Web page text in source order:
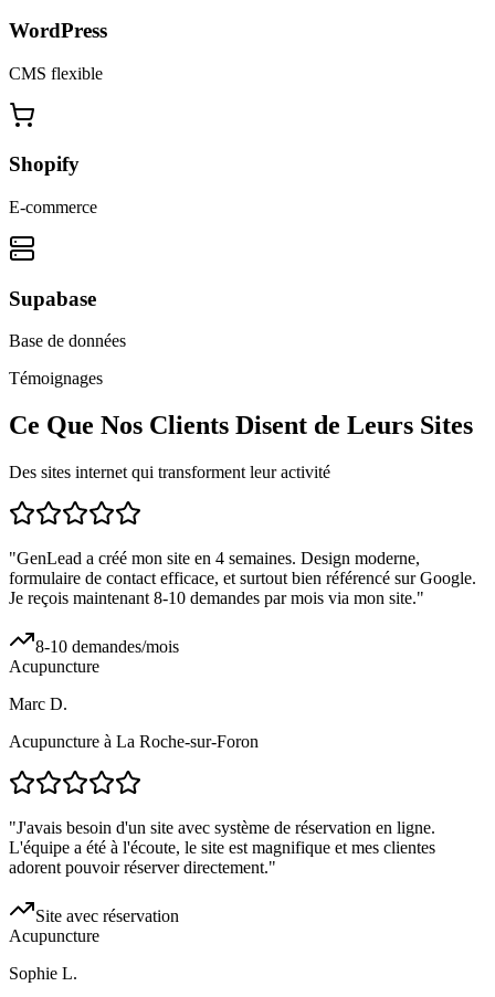
WordPress
CMS flexible
Shopify
E-commerce
Supabase
Base de données
Témoignages
Ce Que Nos Clients Disent de Leurs Sites
Des sites internet qui transforment leur activité
"GenLead a créé mon site en 4 semaines. Design moderne,
formulaire de contact efficace, et surtout bien référencé sur Google.
Je reçois maintenant 8-10 demandes par mois via mon site."
8-10 demandes/mois
Acupuncture
Marc D.
Acupuncture à La Roche-sur-Foron
"J'avais besoin d'un site avec système de réservation en ligne.
L'équipe a été à l'écoute, le site est magnifique et mes clientes
adorent pouvoir réserver directement."
Site avec réservation
Acupuncture
Sophie L.